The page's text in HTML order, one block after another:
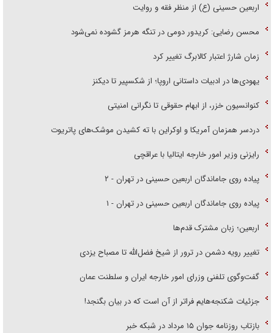
اربعین حسینی (ع) از منظر فقه و روایت
محسن رضایی: کریدور دومی در تنگه هرمز گشوده نمی‌شود
زمان شارژ اعتبار کالابرگ تغییر کرد
یهودی‌ها در ادبیات داستانی اروپا؛ از شکسپیر تا دیکنز
کنوانسیون خزر، از ابهام حقوقی تا نگرانی امنیتی
دردسر همزمان آمریکا و اوکراین با ته کشیدن موشک‌های پاتریوت
رایزنی وزیر امور خارجه ایتالیا با عراقچی
پیاده روی جاماندگان اربعین حسینی در تهران - ۲
پیاده روی جاماندگان اربعین حسینی در تهران - ۱
اربعین؛ زبان مشترک قدم‌ها
تغییر رویه دشمن در ترور از شیخ فضل‌الله تا مصباح یزدی
گفت‌وگوی تلفنی وزرای امور خارجه ایران و سلطنت عمان
جزئیات شکنجه‌هایم فراتر از آن است که در بیان بگنجد!
بازتاب روزنامه جوان ۱۵ مرداد در شبکه خبر